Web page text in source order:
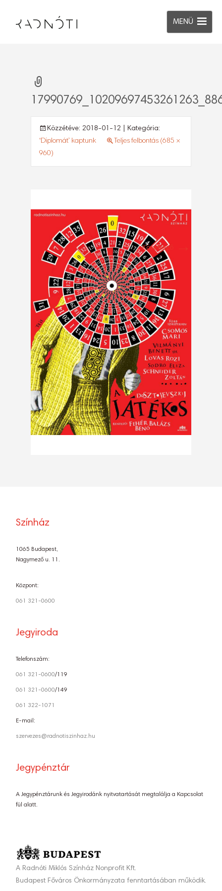
MENÜ
Közzétéve: 2018-01-12 | Kategória:
‘Diplomát’ kaptunk
Teljes felbontás (685 ×
960)
Következő
Színház
1065 Budapest,
Nagymező u. 11.
Központ:
061 321-0600
Jegyiroda
Telefonszám:
061 321-0600/119
061 321-0600/149
061 322-1071
E-mail:
szervezes@radnotiszinhaz.hu
Jegypénztár
A Jegypénztárunk és Jegyirodánk nyitvatartását megtalálja a Kapcsolat
fül alatt.
A Radnóti Miklós Színház Nonprofit Kft.
Budapest Főváros Önkormányzata fenntartásában működik.